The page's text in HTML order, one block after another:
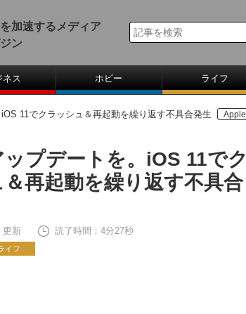
加速するメディア
ン
ネス ホビー ライフ
11でクラッシュ＆再起動を繰り返す不具合発生 Apple
プデートを。iOS 11でク
再起動を繰り返す不具合
新 読了時間：4分27秒
イフ